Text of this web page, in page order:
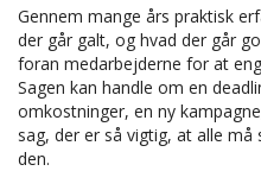
Gennem mange års praktisk
der går galt, og hvad der går
foran medarbejderne for at
Sagen kan handle om en
omkostninger, en ny
sag, der er så vigtig, at alle
den.